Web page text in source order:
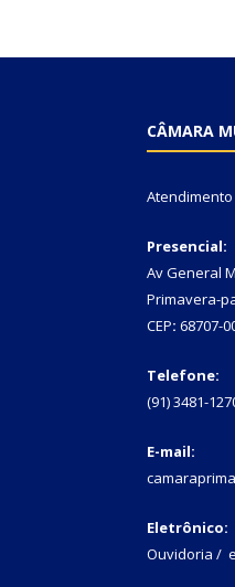
CÂMARA
Atendimento
Presencial:
Av General
Primavera-
CEP: 68707-
Telefone:
(91) 3481-
E-mail:
Eletrônico:
Ouvidoria /